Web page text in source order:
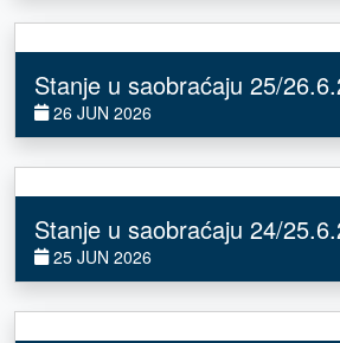
Stanje u saobraćaju 25/
26 JUN 2026
Stanje u saobraćaju 24/
25 JUN 2026